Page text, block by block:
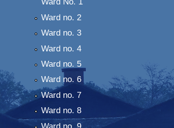
Ward No. 1
Ward no. 2
Ward no. 3
Ward no. 4
Ward no. 5
Ward no. 6
Ward no. 7
Ward no. 8
Ward no. 9